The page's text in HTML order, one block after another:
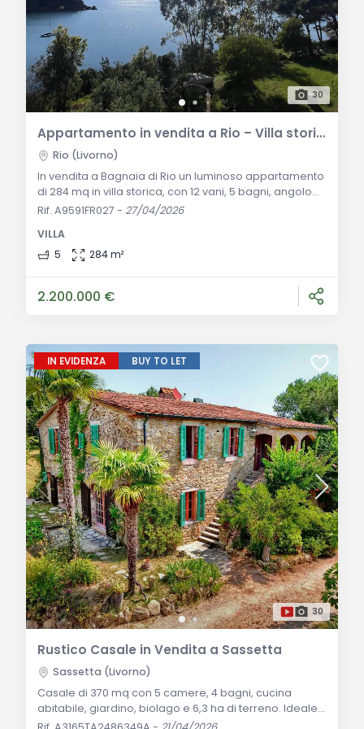
30
Appartamento in vendita a Rio – Villa storica a Bagnaia
Rio (Livorno)
In vendita a Bagnaia di Rio un luminoso appartamento
di 284 mq in villa storica, con 12 vani, 5 bagni, angolo
cottura, giardino privato e terrazza. Ottime condizioni
una prestigiosa villa storica di Bagnaia, nel comune di
Rio, proponiamo un appartamento di 284 mq posto al
Rif. A9591FR027 -27/04/2026
VILLA
5
284 m²
2.200.000 €
IN EVIDENZA BUY TO LET
30
Rustico Casale in Vendita a Sassetta
Sassetta (Livorno)
Casale di 370 mq con 5 camere, 4 bagni, cucina
abitabile, giardino, biolago e 6,3 ha di terreno. Ideale
come residenza prestigiosa, casa vacanze o